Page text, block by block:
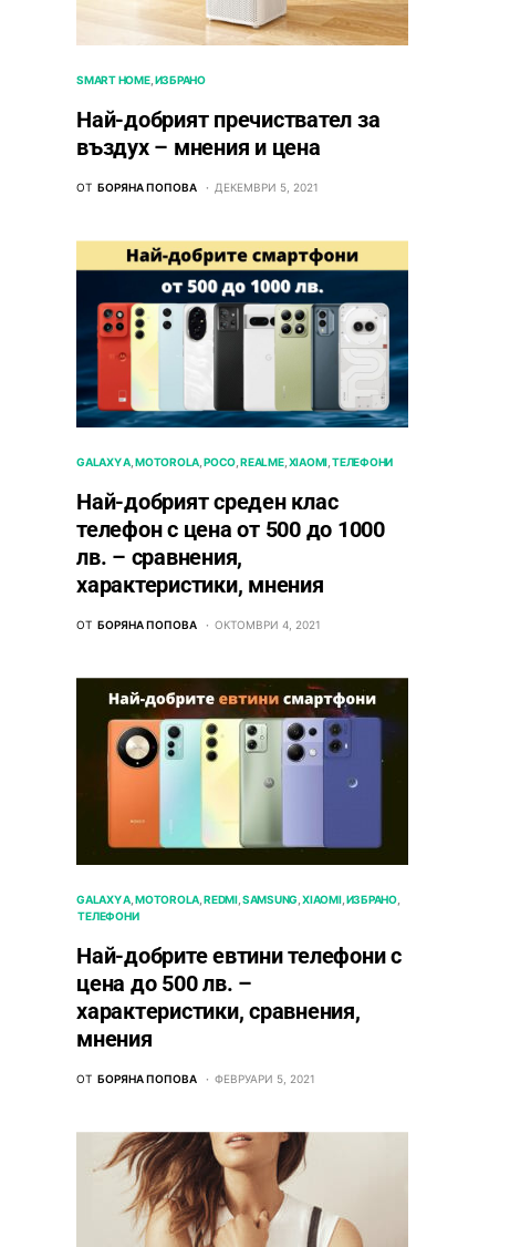
SMART HOME ИЗБРАНО
Най-добрият пречиствател за
въздух – мнения и цена
ОТ БОРЯНА ПОПОВА ДЕКЕМВРИ 5, 2021
GALAXY A MOTOROLA POCO REALME XIAOMI ТЕЛЕФОНИ
Най-добрият среден клас
телефон с цена от 500 до 1000
лв. – сравнения,
характеристики, мнения
ОТ БОРЯНА ПОПОВА ОКТОМВРИ 4, 2021
GALAXY A MOTOROLA REDMI SAMSUNG XIAOMI ИЗБРАНО
ТЕЛЕФОНИ
Най-добрите евтини телефони с
ценa до 500 лв. –
характeристики, сравнения,
мнения
ОТ БОРЯНА ПОПОВА ФЕВРУАРИ 5, 2021